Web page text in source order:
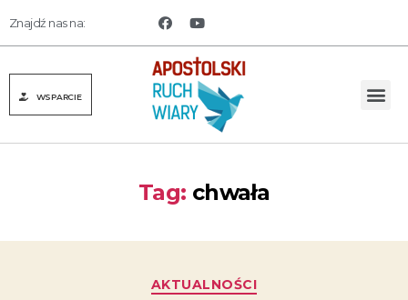
Znajdź nas na:
WSPARCIE
Tag: chwała
AKTUALNOŚCI